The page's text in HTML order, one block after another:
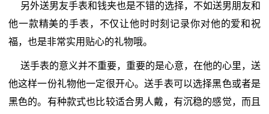
另外送男友手表和钱夹也是不错的选择，不如送男朋友和
他一款精美的手表，不仅让他时时刻记录你对他的爱和祝
福，也是非常实用贴心的礼物哦。
送手表的意义并不重要，重要的是心意，在他的心里，送
他这样一份礼物他一定很开心。送手表可以选择黑色或者是
黑色的。有种款式也比较适合男人戴，有沉稳的感觉，而且